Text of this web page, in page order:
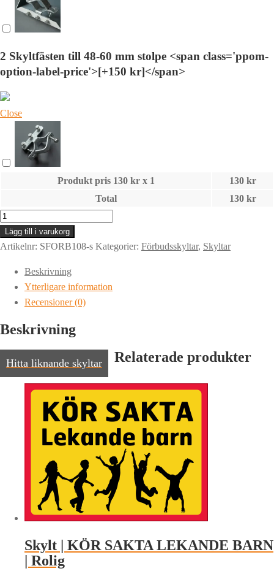
2 Skyltfästen till 48-60 mm stolpe <span class='ppom-
option-label-price'>[+150 kr]</span>
Close
Produkt pris 130 kr x 1 130kr
Total
130kr
Skylt
EJ
Flera
språk
mängd
Lägg till i varukorg
Artikelnr: SFORB108-s Kategorier: Förbudsskyltar, Skyltar
Beskrivning
Ytterligare information
Recensioner (0)
Beskrivning
Hitta liknande skyltar Relaterade produkter
Skylt | KÖR SAKTA LEKANDE BARN
| Rolig